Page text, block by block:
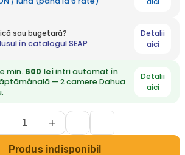
sau bugetară?
în catalogul SEAP
Detalii
aici
min. 600 leiintri automat în
— 2 camere Dahua
Detalii
aici
+
Produs indisponibil